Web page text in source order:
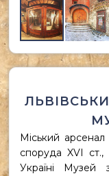
Міський
споруда XVI
Україні Музей